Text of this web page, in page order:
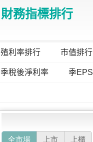
財務指標排行
殖利率排行 市值排行
季稅後淨利率 季EPS